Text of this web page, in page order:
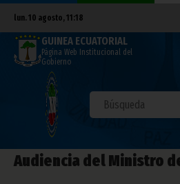
lun. 10 agosto, 11:18
GUINEA ECUATORIAL
Página Web Institucional del
Gobierno
Audiencia del Ministro